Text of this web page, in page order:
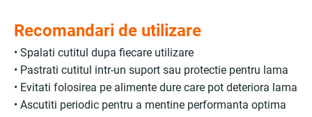
Recomandari de utilizare
• Spalati cutitul dupa fiecare utilizare
• Pastrati cutitul intr-un suport sau protectie pentru lama
• Evitati folosirea pe alimente dure care pot deteriora lama
• Ascutiti periodic pentru a mentine performanta optima